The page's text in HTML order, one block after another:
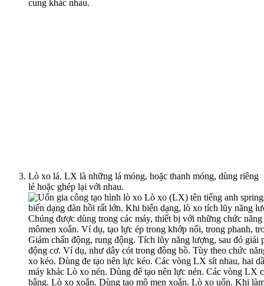
Lò xo lá. LX là những lá móng, hoặc thanh móng, dùng riêng
lẻ hoặc ghép lại với nhau.